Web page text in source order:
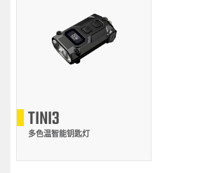
TINI3
多色温智能钥匙灯